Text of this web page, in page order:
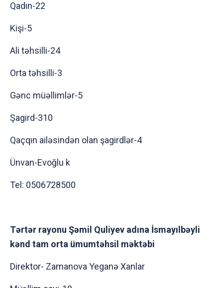
Qadın-22
Kişi-5
Ali təhsilli-24
Orta təhsilli-3
Gənc müəllimlər-5
Şagird-310
Qaçqın ailəsindən olan şagirdlər-4
Ünvan-Evoğlu k
Tel: 0506728500
Tərtər rayonu Şəmil Quliyev adına İsmayılbəyli
kənd tam orta ümumtəhsil məktəbi
Direktor- Zamanova Yeganə Xanlar